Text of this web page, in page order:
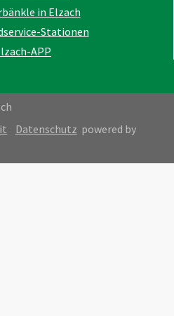
in Elzach
Stationen
APP
Datenschutz powered by